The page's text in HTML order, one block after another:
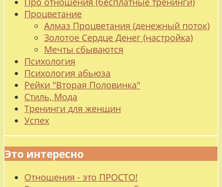
Процветание
Алмаз Процветания (денежный поток)
Золотое Сердце Денег (настройка)
Мечты сбываются
Психология
Психология абьюза
Рейки "Вторая Половинка"
Стиль, Мода
Тренинги для женщин
Успех
Это интересно
Отношения - это ПРОСТО!